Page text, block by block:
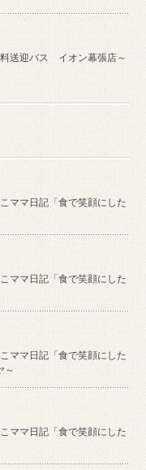
料送迎バス イオン幕張店～
ママ日記「食で笑顔にした
ママ日記「食で笑顔にした
ママ日記「食で笑顔にした
～
ママ日記「食で笑顔にした